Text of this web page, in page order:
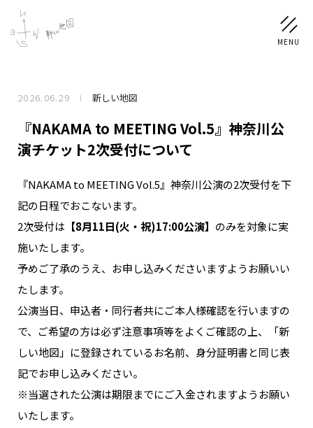
NEWS
SCHEDULE
PROFILE
稲垣 吾郎 草彅 剛
DISCOGRAPHY
CHIZUSHOP
NAKAMA入会
CHIZULOG
2026.06.29 新しい地図
『NAKAMA to MEETING Vol.5』神奈川公
演チケット2次受付について
『NAKAMA to MEETING Vol.5』神奈川公演の2次受付を下
記の日程でおこないます。
2次受付は 【8月11日(火・祝)17:00公演】 のみを対象に実
施いたします。
予めご了承のうえ、お申し込みくださいますようお願いい
たします。
公演当日、申込者・同行者共にご本人様確認を行いますの
で、ご希望の方は必ず注意事項等をよくご確認の上、「新
しい地図」に登録されているお名前、身分証明書と同じ表
記でお申し込みください。
※当選された公演は期限までにご入金されますようお願い
いたします。